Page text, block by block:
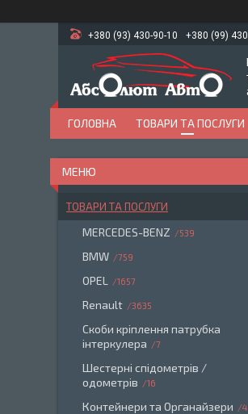
+380 (93) 430-90-10 +380 (99)
ГОЛОВНА ТОВАРИ ТА ПОСЛУГИ
ТОВАРИ ТА ПОСЛУГИ
MERCEDES-BENZ 539
BMW 759
OPEL 1657
Renault 3635
Скоби кріплення патрубка
інтеркулера
7
Шестерні спідометрів /
одометрів
16
Контейнери та Органайзери 4